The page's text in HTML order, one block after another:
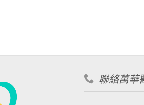
聯絡萬華